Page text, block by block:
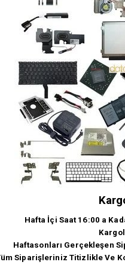
Hafta İçi Saat 16:00 a
Haftasonları Gerçekleşen
Siparişleriniz Titizlikle Ve